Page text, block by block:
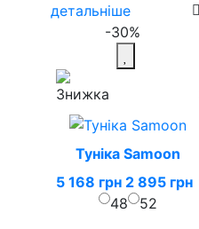
детальніше
-30%
Туніка Samoon
5 168 грн 2 895 грн
48
52